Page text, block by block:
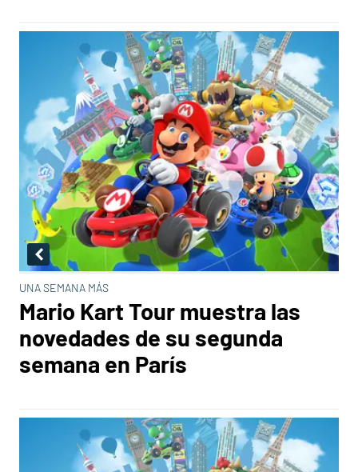
UNA SEMANA MÁS
Mario Kart Tour muestra las
novedades de su segunda
semana en París